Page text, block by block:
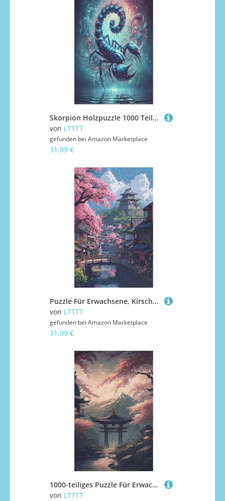
Skorpion Holzpuzzle 1000 Teile Klassische Puzzles Erwachsene Kinder Puzzle DIY Kit Holzspielzeug Einzigartiges Geschenk 78×53cm
von LTTTT
gefunden bei Amazon Marketplace
31,99 €
Puzzle Für Erwachsene, Kirschbaumkunst Japan Puzzles, 1000-teiliges Holzpuzzle, Geeignet Für Erwachsene Und Kinder Ab 12 Jahren, 78×53cm
von LTTTT
gefunden bei Amazon Marketplace
31,99 €
1000-teiliges Puzzle Für Erwachsene, Kirschbaumkunst Japan -Puzzles, Dekompressionsspiel, Spielzeugpuzzles, Geburtstagsgeschenke 78×53cm
von LTTTT